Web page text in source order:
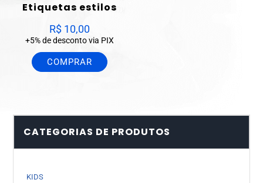
Etiquetas estilos
R$10,00
+5% de desconto via PIX
COMPRAR
CATEGORIAS DE PRODUTOS
KIDS